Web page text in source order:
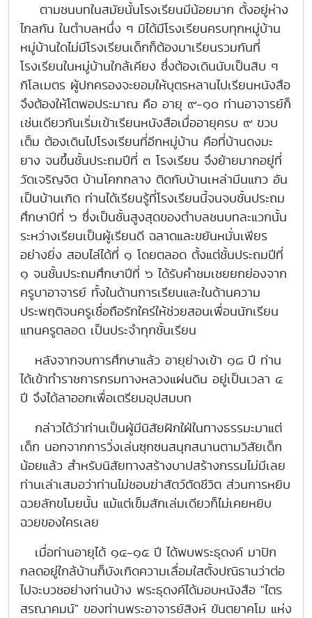
ตามชนบทในสมัยนั้นโรงเรียนมีน้อยมาก ตั้งอยู่ห่าง
ไกลกัน ในตำบลหนึ่ง ๆ มิได้มีโรงเรียนครบทุกหมู่บ้าน
หมู่บ้านใดไม่มีโรงเรียนเด็กก็ต้องมาเรียนรวมกันที่
โรงเรียนในหมู่บ้านใกล้เคียง ซึ่งต้องเดินนับเป็นสิบ ๆ
กิโลเมตร ผู้ปกครองจะยอมให้บุตรหลานไปเรียนหนังสือ
จึงต้องให้โตพอประมาณ คือ อายุ ๙-๑๐ ท่านอาจารย์ก็
เช่นเดียวกันเริ่มเข้าเรียนหนังสือเมื่ออายุครบ ๙ ขวบ
เต็ม ต้องเดินไปโรงเรียนที่อีกหมู่บ้าน คือที่บ้านดงมะ
ยาง จนขึ้นชั้นประถมปีที่ ๓ โรงเรียน จึงย้ายมากอยู่ที่
วัดเจริญจิต บ้านโคกกลาง ติดกับบ้านเหล่ามีนแกว อัน
เป็นบ้านเกิด ท่านได้เรียนรู้ที่โรงเรียนนี้จนจบชั้นประถม
ศึกษาปีที่ ๖ ซึ่งเป็นชั้นสูงสุดของตำบลชนบทละแวกนั้น
ระหว่างเรียนเป็นผู้เรียนดี ฉลาดและขยันหมั่นเพียร
อย่างยิ่ง สอบไล่ได้ที่ ๑ โดยตลอด ตั้งแต่ชั้นประถมปีที่
๑ จนชั้นประถมศึกษาปีที่ ๖ ได้รับคำชมเชยยกย่องจาก
ครูบาอาจารย์ ทั้งในด้านการเรียนและในด้านความ
ประพฤติจนครูเชื่อถือรักใคร่ให้ช่วยสอนเพื่อนนักเรียน
แทนครูตลอด เป็นประจำทุกชั้นเรียน
หลังจากจบการศึกษาแล้ว อายุย่างเข้า ๑๘ ปี ท่าน
ได้เข้าทำราชการกรมทางหลวงแผ่นดิน อยู่เป็นเวลา ๔
ปี จึงได้ลาออกเพื่อเตรียมอุปสมบท
กล่าวได้ว่าท่านเป็นผู้มีนิสัยฝักใฝ่ในทางธรรมะมาแต่
เด็ก นอกจากการวิ่งเล่นซุกซนสนุกสนานตามวิสัยเด็ก
น้อยแล้ว สำหรับนิสัยทางสร้างบาปสร้างกรรมไม่มีเลย
ท่านเล่าเสมอว่าท่านไม่ชอบฆ่าสัตว์ตัดชีวิต ส่วนการหยิบ
ฉวยลักขโมยนั้น แม้แต่เข็มสักเล่มเดียวก็ไม่เคยหยิบ
ฉวยของใครเลย
เมื่อท่านอายุได้ ๑๔-๑๕ ปี ได้พบพระธุดงค์ มาปัก
กลดอยู่ใกล้บ้านก็บังเกิดความเลื่อมใสตั้งปณิธานว่าต่อ
ไปจะบวชอย่างท่านบ้าง พระธุดงค์ได้มอบหนังสือ "ไตร
สรณาคมน์" ของท่านพระอาจารย์สิงห์ ขันตยาคโม แห่ง